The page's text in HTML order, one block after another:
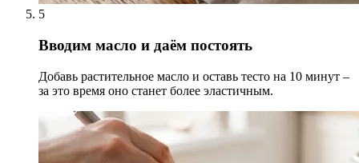
5
Вводим масло и даём постоять
Добавь растительное масло и оставь тесто на 10 минут –
за это время оно станет более эластичным.